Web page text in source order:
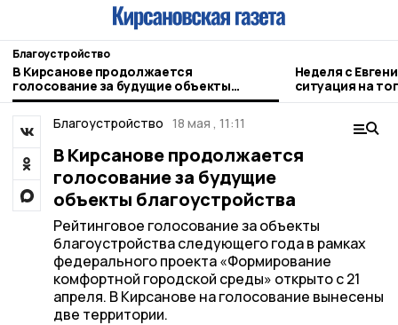
Благоустройство
В Кирсанове продолжается
голосование за будущие объекты
благоустройства
Неделя с
ситуация на
городе и
Благоустройство 18 мая , 11:11
В Кирсанове продолжается
голосование за будущие
объекты благоустройства
Рейтинговое голосование за объекты
благоустройства следующего года в рамках
федерального проекта «Формирование
комфортной городской среды» открыто с 21
апреля. В Кирсанове на голосование вынесены
две территории.